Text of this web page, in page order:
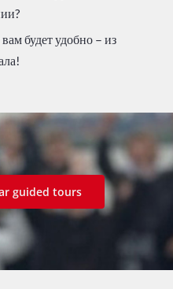
будет удобно – из
guided tours